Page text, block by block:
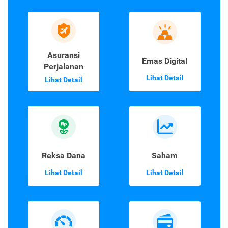
Asuransi
Perjalanan
Lihat Detail
Emas Digital
Lihat Detail
Reksa Dana
Lihat Detail
Saham
Lihat Detail